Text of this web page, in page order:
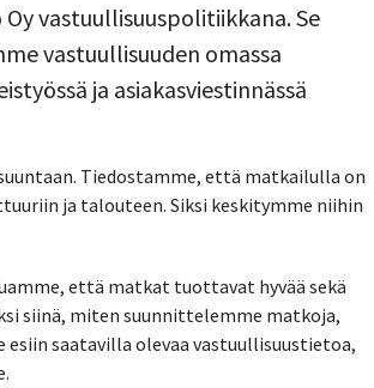
vastuullisuuspolitiikkana. Se
vastuullisuuden omassa
ja asiakasviestinnässä
Tiedostamme, että matkailulla on
ja talouteen. Siksi keskitymme niihin
että matkat tuottavat hyvää sekä
siinä, miten suunnittelemme matkoja,
saatavilla olevaa vastuullisuustietoa,